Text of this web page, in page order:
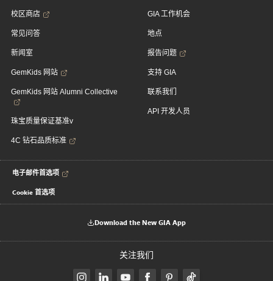
校区商店
常见问答
新闻室
GemKids 网站
GemKids 网站 Alumni Collective
珠宝质量保证基准v
4C 钻石品质标准
GIA 工作机会
地点
报告问题
支持 GIA
联系我们
API 开发人员
电子邮件首选项
Cookie 首选项
Download the New GIA App
关注我们